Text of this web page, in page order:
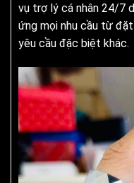
vụ trợ lý cá nhân 24/7
ứng mọi nhu cầu từ
yêu cầu đặc biệt khác.